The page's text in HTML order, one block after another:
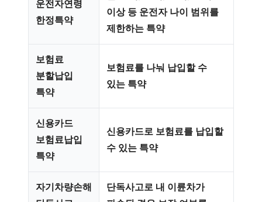
운전자연령
한정특약
이상 등 운전자 나이 범위를
제한하는 특약
보험료
분할납입
특약
보험료를 나눠 납입할 수
있는 특약
신용카드
보험료납입
특약
신용카드로 보험료를 납입할
수 있는 특약
자기차량손해
단독사고로 내 이륜차가